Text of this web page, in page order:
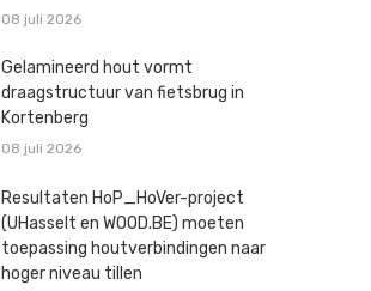
08 juli 2026
Gelamineerd hout vormt
draagstructuur van fietsbrug in
Kortenberg
08 juli 2026
Resultaten HoP_HoVer-project
(UHasselt en WOOD.BE) moeten
toepassing houtverbindingen naar
hoger niveau tillen